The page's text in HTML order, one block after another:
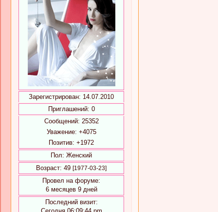
Зарегистрирован: 14.07.2010
Приглашений: 0
Сообщений: 25352
Уважение: +4075
Позитив: +1972
Пол: Женский
Возраст: 49 [1977-03-23]
Провел на форуме:
6 месяцев 9 дней
Последний визит: